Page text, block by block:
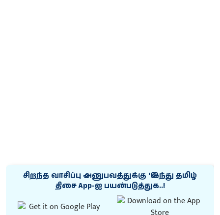
சிறந்த வாசிப்பு அனுபவத்துக்கு ‘இந்து தமிழ்
திசை App-ஐ பயன்படுத்துக..!